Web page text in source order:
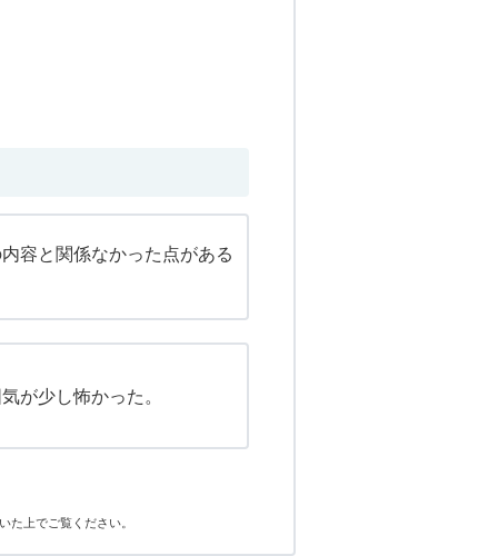
容と関係なかった点がある
が少し怖かった。
た上でご覧ください。